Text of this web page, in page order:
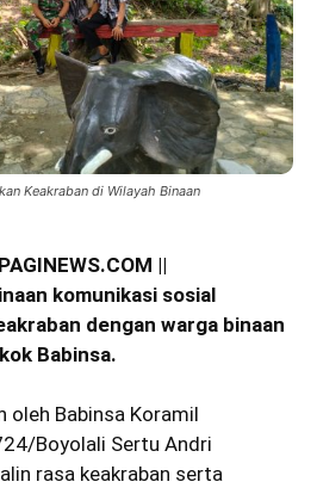
Keakraban di Wilayah Binaan
||
komunikasi sosial
dengan warga binaan
Babinsa.
oleh Babinsa Koramil
Boyolali Sertu Andri
rasa keakraban serta